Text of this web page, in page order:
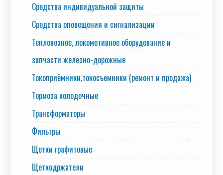
Средства индивидуальной защиты
Средства оповещения и сигнализации
Тепловозное, локомотивное оборудование и
запчасти железно-дорожные
Токоприёмники,токосъемники (ремонт и продажа)
Тормоза колодочные
Трансформаторы
Фильтры
Щетки графитовые
Щеткодржатели